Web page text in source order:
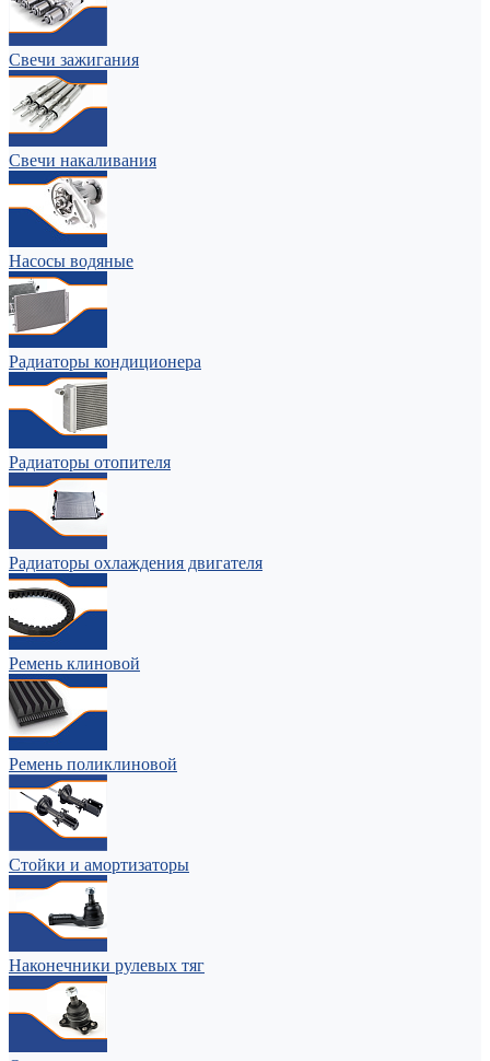
Свечи зажигания
Свечи накаливания
Насосы водяные
Радиаторы кондиционера
Радиаторы отопителя
Радиаторы охлаждения двигателя
Ремень клиновой
Ремень поликлиновой
Стойки и амортизаторы
Наконечники рулевых тяг